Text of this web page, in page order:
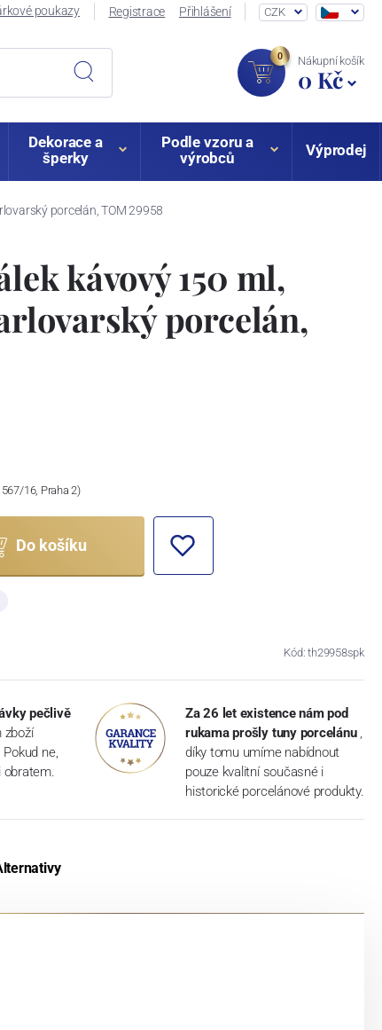
poukazy Registrace Přihlášení CZK
0 Nákupní košík
0 Kč
Dekorace a
šperky
Podle vzoru a
výrobců
Výprodej
porcelán, TOM 29958
kávový 150 ml,
porcelán,
16, Praha 2)
Do košíku
Kód: th29958spk
pečlivě
zboží
ne,
obratem.
Za 26 let existence nám pod
rukama prošly tuny porcelánu ,
díky tomu umíme nabídnout
pouze kvalitní současné i
historické porcelánové produkty.